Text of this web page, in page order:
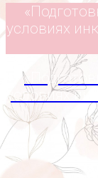
условиях
условиях